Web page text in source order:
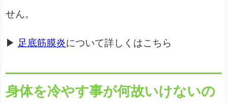
せん。
▶ 足底筋膜炎について詳しくはこちら
身体を冷やす事が何故いけないの